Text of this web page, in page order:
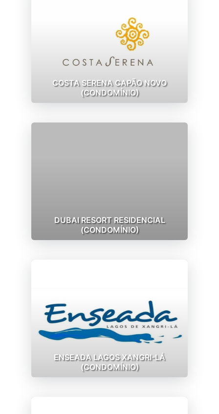
COSTA SERENA CAPÃO NOVO
(CONDOMÍNIO)
DUBAI RESORT RESIDENCIAL
(CONDOMÍNIO)
ENSEADA LAGOS XANGRI-LÁ
(CONDOMÍNIO)